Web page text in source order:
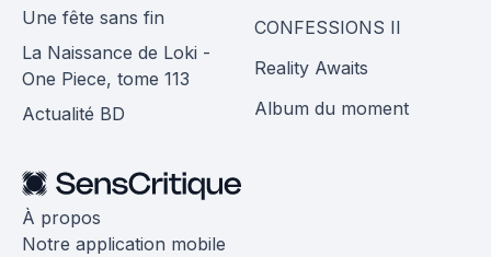
Une fête sans fin
La Naissance de Loki -
One Piece, tome 113
Actualité BD
CONFESSIONS II
Reality Awaits
Album du moment
À propos
Notre application mobile